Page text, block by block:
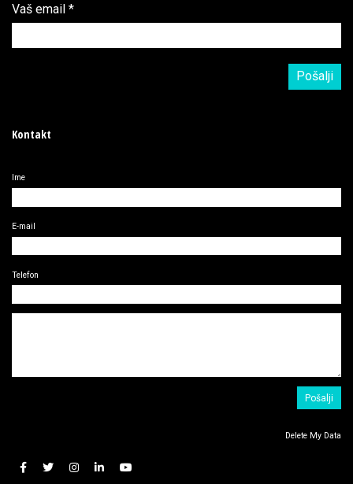
Vaš email *
Kontakt
Ime
E-mail
Telefon
Delete My Data